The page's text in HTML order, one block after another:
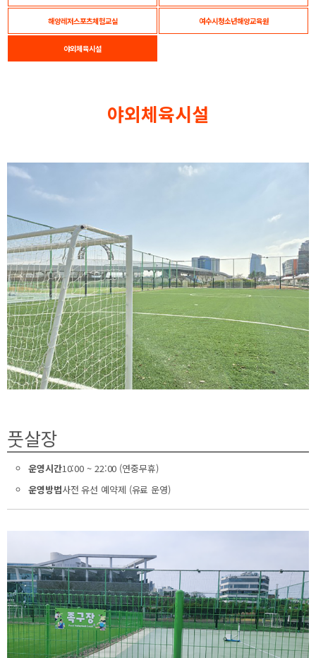
해양레저스포츠체험교실 여수시청소년해양교육원
야외체육시설
야외체육시설
풋살장
운영시간10:00 ~ 22:00 (연중무휴)
운영방법사전 유선 예약제 (유료 운영)